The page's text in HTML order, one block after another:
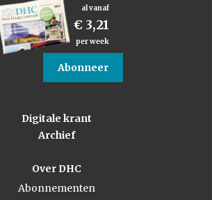
al vanaf
€ 3,21
per week
Abonneer
Digitale krant
Archief
Over DHC
Abonnementen